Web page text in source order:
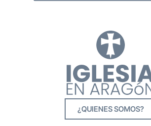
¿QUIENES SOMOS?